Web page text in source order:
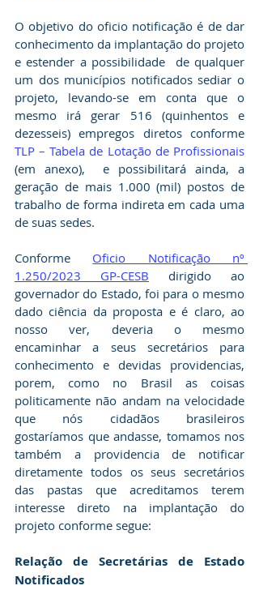
O objetivo do oficio notificação é de dar
conhecimento da implantação do projeto
e estender a possibilidade  de qualquer
um dos municípios notificados sediar o
projeto, levando-se em conta que o
mesmo irá gerar 516 (quinhentos e
TLP – Tabela de Lotação de Profissionais
(em anexo),  e possibilitará ainda, a
geração de mais 1.000 (mil) postos de
trabalho de forma indireta em cada uma
de suas sedes.
Conforme Oficio Notificação nº
1.250/2023 GP-CESB dirigido ao
governador do Estado, foi para o mesmo
dado ciência da proposta e é claro, ao
nosso ver, deveria o mesmo
encaminhar a seus secretários para
conhecimento e devidas providencias,
porem, como no Brasil as coisas
politicamente não andam na velocidade
que nós cidadãos brasileiros
gostaríamos que andasse, tomamos nos
também a providencia de notificar
diretamente todos os seus secretários
das pastas que acreditamos terem
interesse direto na implantação do
projeto conforme segue:
Relação de Secretárias de Estado
Notificados